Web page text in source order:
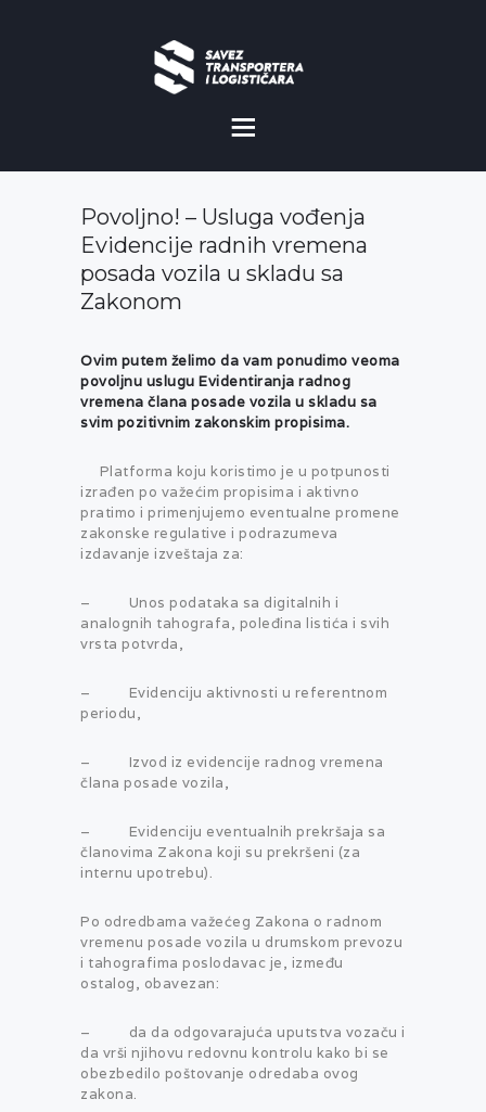
MISIJA I VIZIJA
CILJEVI
POVOLJNOSTI
GALERIJA
Povoljno! – Usluga vođenja
Evidencije radnih vremena
posada vozila u skladu sa
Zakonom
Ovim putem želimo da vam ponudimo veoma
povoljnu uslugu Evidentiranja radnog
vremena člana posade vozila u skladu sa
svim pozitivnim zakonskim propisima.
Platforma koju koristimo je u potpunosti
izrađen po važećim propisima i aktivno
pratimo i primenjujemo eventualne promene
zakonske regulative i podrazumeva
izdavanje izveštaja za:
– Unos podataka sa digitalnih i
analognih tahografa, poleđina listića i svih
vrsta potvrda,
– Evidenciju aktivnosti u referentnom
periodu,
– Izvod iz evidencije radnog vremena
člana posade vozila,
– Evidenciju eventualnih prekršaja sa
članovima Zakona koji su prekršeni (za
internu upotrebu).
Po odredbama važećeg Zakona o radnom
vremenu posade vozila u drumskom prevozu
i tahografima poslodavac je, između
ostalog, obavezan:
– da da odgovarajuća uputstva vozaču i
da vrši njihovu redovnu kontrolu kako bi se
obezbedilo poštovanje odredaba ovog
zakona.